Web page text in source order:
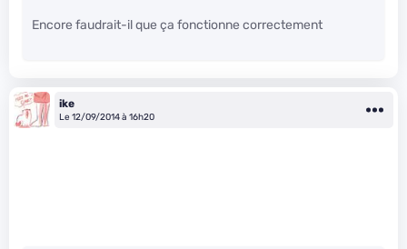
Encore faudrait-il que ça fonctionne correctement
ike
Le 12/09/2014 à 16h20